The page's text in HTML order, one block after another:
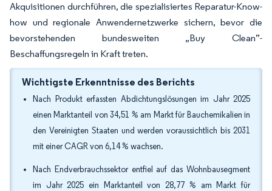
Akquisitionen durchführen, die spezialisiertes Reparatur-Know-
how und regionale Anwendernetzwerke sichern, bevor die
bevorstehenden bundesweiten „Buy Clean”-
Beschaffungsregeln in Kraft treten.
Wichtigste Erkenntnisse des Berichts
Nach Produkt erfassten Abdichtungslösungen im Jahr 2025
einen Marktanteil von 34,51 % am Markt für Bauchemikalien in
den Vereinigten Staaten und werden voraussichtlich bis 2031
mit einer CAGR von 6,14 % wachsen.
Nach Endverbrauchssektor entfiel auf das Wohnbausegment
im Jahr 2025 ein Marktanteil von 28,77 % am Markt für